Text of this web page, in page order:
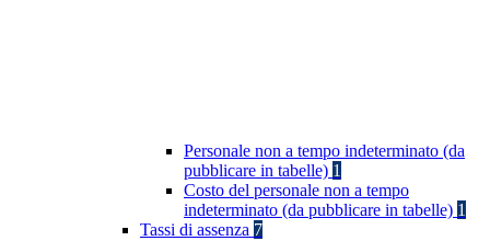
Personale non a tempo indeterminato (da
pubblicare in tabelle) 1
Costo del personale non a tempo
indeterminato (da pubblicare in tabelle) 1
Tassi di assenza 7